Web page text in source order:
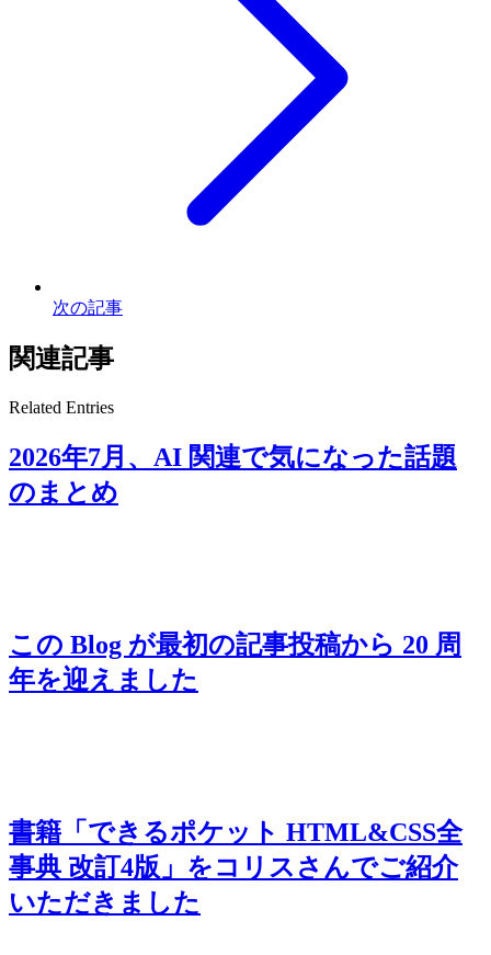
次の記事
関連記事
Related Entries
2026年7月、AI 関連で気になった話題
のまとめ
この Blog が最初の記事投稿から 20 周
年を迎えました
書籍「できるポケット HTML&CSS全
事典 改訂4版」をコリスさんでご紹介
いただきました